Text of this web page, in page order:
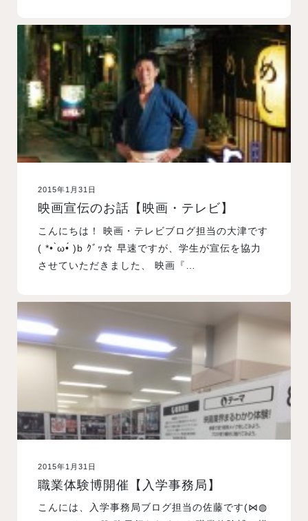
2015年1月31日
映画宣伝のお話【映画・テレビ】
こんにちは！ 映画・テレビブログ担当の大津です
( *• ̀ω•́ )b ｸﾞｯ☆ 早速ですが、学生が宣伝を協力
させていただきました、 映画『…
2015年1月31日
職業体験博開催【入学事務局】
こんには、入学事務局ブログ担当の佐藤です(⋈◍